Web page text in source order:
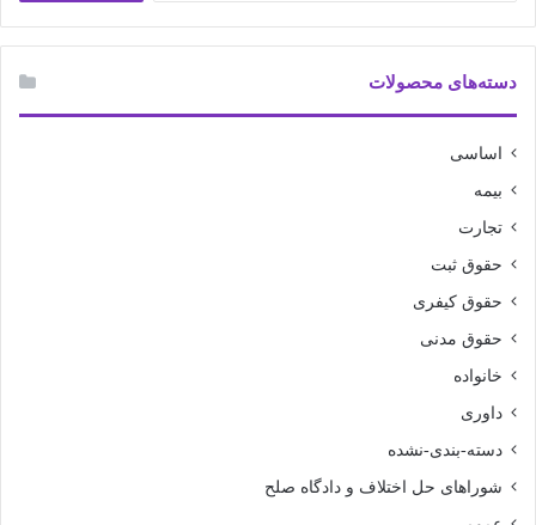
دسته‌های محصولات
اساسی
بیمه
تجارت
حقوق ثبت
حقوق کیفری
حقوق مدنی
خانواده
داوری
دسته-بندی-نشده
شوراهای حل اختلاف و دادگاه صلح